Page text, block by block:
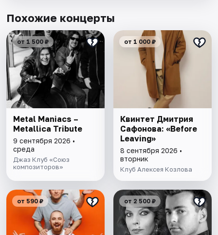
Похожие концерты
от 1 500 ₽
Metal Maniacs –
Metallica Tribute
9 сентября 2026 •
среда
Джаз Клуб «Союз
композиторов»
от 1 000 ₽
Квинтет Дмитрия
Сафонова: «Before
Leaving»
8 сентября 2026 •
вторник
Клуб Алексея Козлова
от 590 ₽ от 2 500 ₽